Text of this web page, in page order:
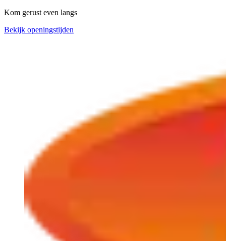
Kom gerust even langs
Bekijk openingstijden